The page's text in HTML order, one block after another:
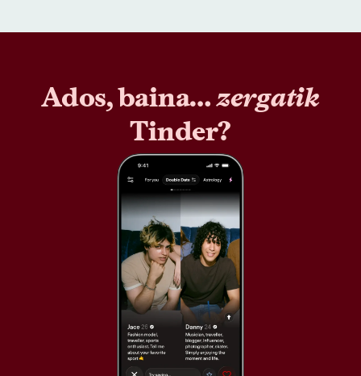
Ados, baina…zergatik
Tinder?